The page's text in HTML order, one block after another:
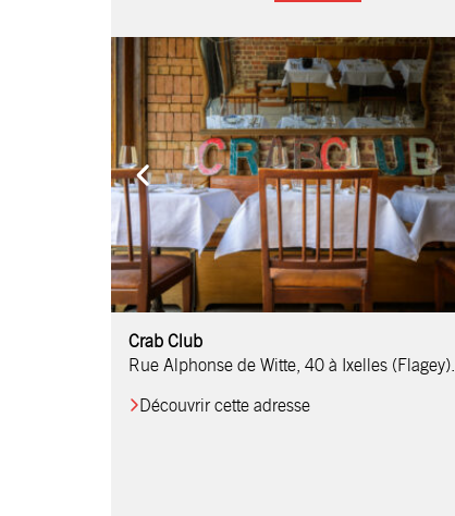
Comptoir Chouchou
Crab Club
Rue Alphonse de Witte, 40 à Ixelles (Flagey).
Découvrir cette adresse
OM Restaurant
Table & Comptoir
Le Relais d’Orti
Studio 97
Löctave Restaurant
F-eat Restaurant
L’Art des Mets
Restaurant Harmonie
La Table de Jean